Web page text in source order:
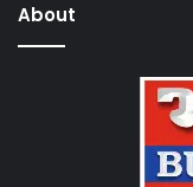
About